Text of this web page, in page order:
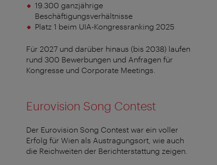
19.300 ganzjährige
Beschäftigungsverhältnisse
Platz 1 beim UIA-Kongressranking 2025
Für 2027 und darüber hinaus (bis 2038) laufen
rund 300 Bewerbungen und Anfragen für
Kongresse und Corporate Meetings.
Eurovision Song Contest
Der Eurovision Song Contest war ein voller
Erfolg für Wien als Austragungsort, wie auch
die Reichweiten der Berichterstattung zeigen.